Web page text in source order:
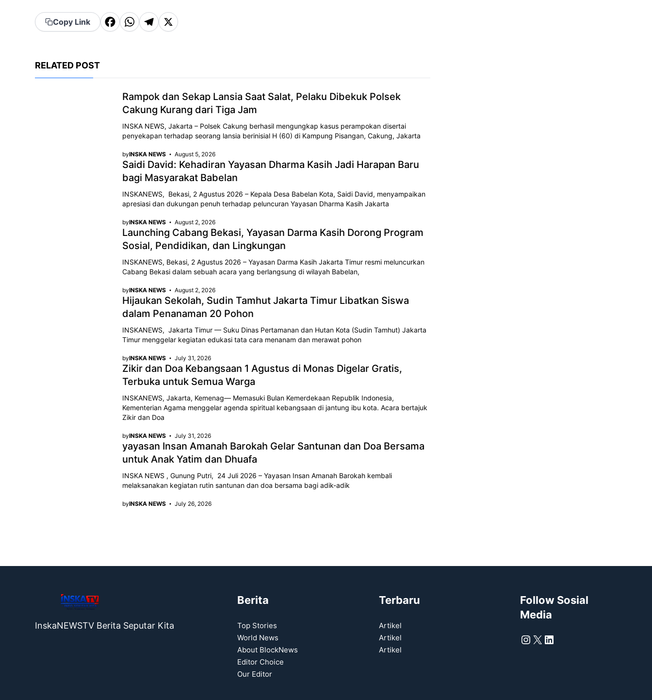
Copy Link
F
a
b
W
h
s
A
p
p
T
el
r
a
m
X
RELATED POST
Rampok dan Sekap Lansia Saat Salat, Pelaku Dibekuk Polsek
Cakung Kurang dari Tiga Jam
INSKA NEWS, Jakarta – Polsek Cakung berhasil mengungkap kasus perampokan disertai
penyekapan terhadap seorang lansia berinisial H (60) di Kampung Pisangan, Cakung, Jakarta
byINSKA NEWS August 5, 2026
Saidi David: Kehadiran Yayasan Dharma Kasih Jadi Harapan Baru
bagi Masyarakat Babelan
INSKANEWS, Bekasi, 2 Agustus 2026 – Kepala Desa Babelan Kota, Saidi David, menyampaikan
apresiasi dan dukungan penuh terhadap peluncuran Yayasan Dharma Kasih Jakarta
byINSKA NEWS August 2, 2026
Launching Cabang Bekasi, Yayasan Darma Kasih Dorong Program
Sosial, Pendidikan, dan Lingkungan
INSKANEWS, Bekasi, 2 Agustus 2026 – Yayasan Darma Kasih Jakarta Timur resmi meluncurkan
Cabang Bekasi dalam sebuah acara yang berlangsung di wilayah Babelan,
byINSKA NEWS August 2, 2026
Hijaukan Sekolah, Sudin Tamhut Jakarta Timur Libatkan Siswa
dalam Penanaman 20 Pohon
INSKANEWS, Jakarta Timur — Suku Dinas Pertamanan dan Hutan Kota (Sudin Tamhut) Jakarta
Timur menggelar kegiatan edukasi tata cara menanam dan merawat pohon
byINSKA NEWS July 31, 2026
Zikir dan Doa Kebangsaan 1 Agustus di Monas Digelar Gratis,
Terbuka untuk Semua Warga
INSKANEWS, Jakarta, Kemenag— Memasuki Bulan Kemerdekaan Republik Indonesia,
Kementerian Agama menggelar agenda spiritual kebangsaan di jantung ibu kota. Acara bertajuk
Zikir dan Doa
byINSKA NEWS July 31, 2026
yayasan Insan Amanah Barokah Gelar Santunan dan Doa Bersama
untuk Anak Yatim dan Dhuafa
INSKA NEWS , Gunung Putri, 24 Juli 2026 – Yayasan Insan Amanah Barokah kembali
melaksanakan kegiatan rutin santunan dan doa bersama bagi adik-adik
byINSKA NEWS July 26, 2026
InskaNEWSTV Berita Seputar Kita
Berita
Top Stories
World News
About BlockNews
Editor Choice
Our Editor
Terbaru
Artikel
Artikel
Artikel
Follow Sosial
Media
Instagram
X LinkedIn